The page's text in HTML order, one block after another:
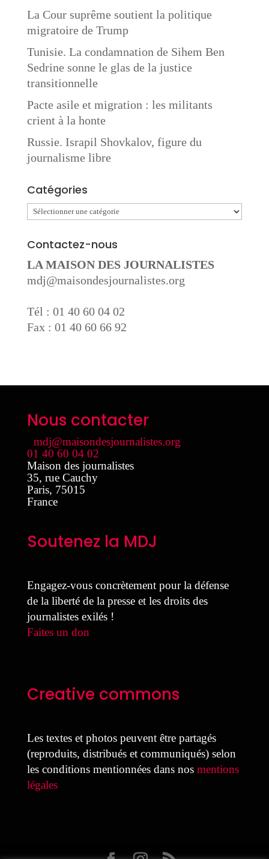
La Cour suprême soutient la politique
migratoire de Trump
Tunisie. La condamnation de Sihem Ben
Sedrine sonne le glas de la justice
transitionnelle
Pacte asile et migration : les militants
crient à la honte
Russie. Israpil Shovkalov, figure du
journalisme libre
Catégories
Catégories
Contactez-nous
LA MAISON DES JOURNALISTES
mdj@maisondesjournalistes.org
Tél : 01 40 60 04 02
Fax : 01 40 60 66 92
Nous contacter
mdj@maisondesjournalistes.org
01 40 60 04 02
Maison des journalistes
35, rue Cauchy
Paris, 75015
France
Soutenez la MDJ
Engagez-vous concrètement pour la défense
de la liberté de la presse et les droits des
journalistes exilés !
Faites un don
Creative commons
Les textes et photos peuvent être partagés
(reproduits, distribués et communiqués) selon
les conditions mentionnées dans nos mentions
légales